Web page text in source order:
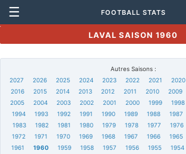
☰ FOOTBALL STATS
LAVAL SAISON 1960
Autres Saisons :
2027
2026 2025 2024 2023 2022 2021 2020
2016
2015 2014 2013 2012 2011 2010 2009
2005
2004 2003 2002 2001 2000 1999 1998
1994
1993 1992 1991 1990 1989 1988 1987
1983
1982 1981 1980 1979 1978 1977 1976
1972
1971 1970 1969 1968 1967 1966 1965
1961
1960 1959 1958 1957 1956 1955 1954